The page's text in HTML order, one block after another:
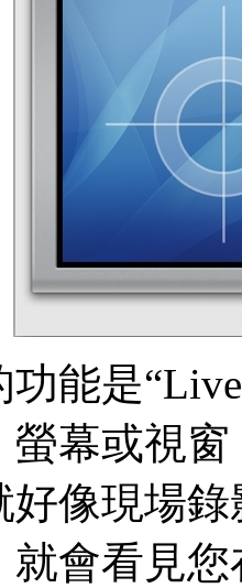
功能是
螢幕或視
好像現場
就會看見